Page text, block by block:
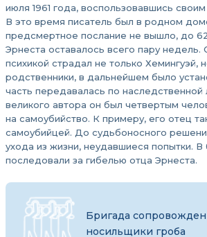
июля 1961 года, воспользовавшись
В это время писатель был в родном
предсмертное послание не вышло, до
Эрнеста оставалось всего пару недель.
психикой страдал не только Хемингуэй,
родственники, в дальнейшем было
часть передавалась по наследственной
великого автора он был четвертым
на самоубийство. К примеру, его отец
самоубийцей. До судьбоносного
ухода из жизни, неудавшиеся попытки.
последовали за гибелью отца Эрнеста.
Бригада
носильщики гроба